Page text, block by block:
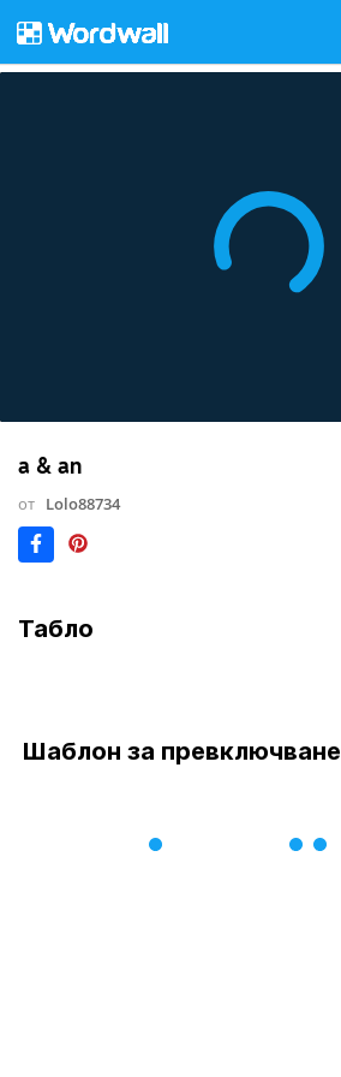
a & an
от Lolo88734
Табло
Шаблон за превключване